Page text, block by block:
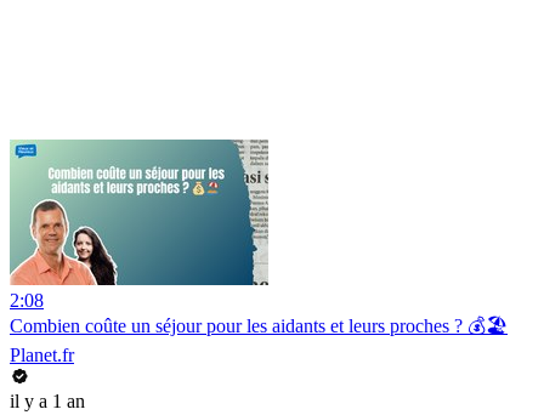
2:08
Combien coûte un séjour pour les aidants et leurs proches ? 💰🏖️
Planet.fr
il y a 1 an